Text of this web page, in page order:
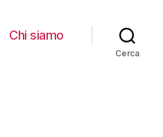
Chi siamo
Cerca